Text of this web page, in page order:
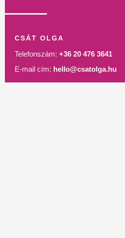
CSÁT OLGA
Telefonszám: +36 20 476 3641
E-mail cím: hello@csatolga.hu